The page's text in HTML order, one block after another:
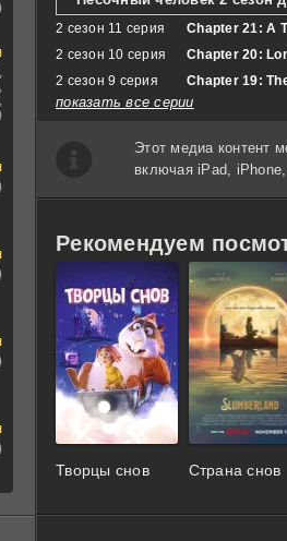
2 сезон 11 серия
Chapter 21: A
2 сезон 10 серия
Chapter 20:
2 сезон 9 серия
Chapter 19:
показать все серии
Этот медиа контент
включая iPad,
Рекомендуем
Творцы снов Страна снов